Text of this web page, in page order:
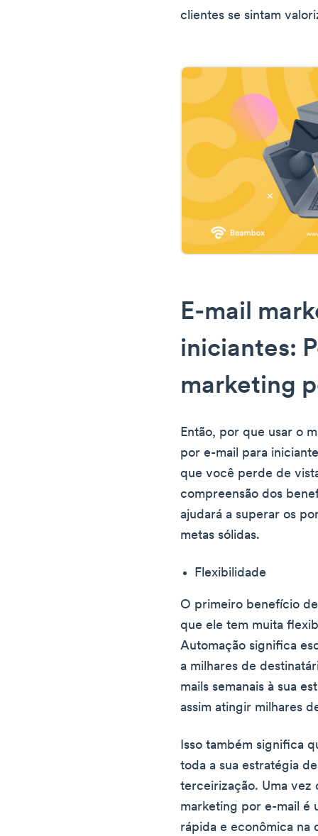
clientes se sintam
E-mail
iniciantes:
marketing
Então, por que usar o
por e-mail para
que você perde de
compreensão dos
ajudará a superar os
metas sólidas.
Flexibilidade
O primeiro benefício
que ele tem muita
Automação significa
a milhares de
mails semanais à sua
assim atingir milhares
Isso também significa
toda a sua estratégia
terceirização. Uma vez
marketing por e-mail é
rápida e econômica na